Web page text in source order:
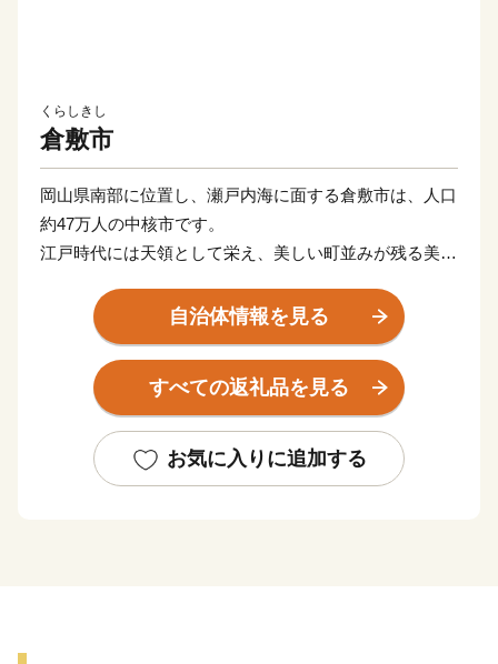
くらしきし
倉敷市
岡山県南部に位置し、瀬戸内海に面する倉敷市は、人口
約47万人の中核市です。
江戸時代には天領として栄え、美しい町並みが残る美観
などが観光地として人気を集めています。
また、温暖な気候と高梁川の豊かな水を利用して栽培し
た桃やマスカット、国産ジーンズ発祥の地である児島の
デニムなど、各地の個性を活かした特産品が数多くあ
ふるさと納税のお礼の品としてご用意させていただいて
自治体情報を見る
すべての返礼品を見る
お気に入りに追加する